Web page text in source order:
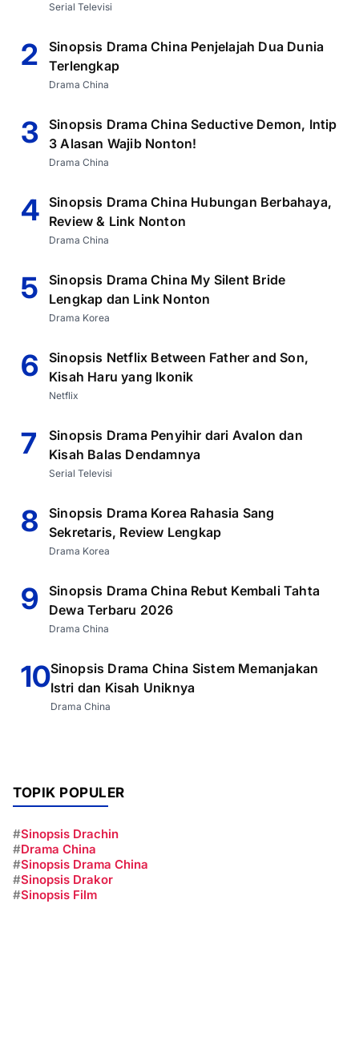
Serial Televisi
2
Sinopsis Drama China Penjelajah Dua Dunia
Terlengkap
Drama China
3
Sinopsis Drama China Seductive Demon, Intip
3 Alasan Wajib Nonton!
Drama China
4 Sinopsis Drama China Hubungan Berbahaya,
Review & Link Nonton
Drama China
5
Sinopsis Drama China My Silent Bride
Lengkap dan Link Nonton
Drama Korea
6
Sinopsis Netflix Between Father and Son,
Kisah Haru yang Ikonik
Netflix
7
Sinopsis Drama Penyihir dari Avalon dan
Kisah Balas Dendamnya
Serial Televisi
8
Sinopsis Drama Korea Rahasia Sang
Sekretaris, Review Lengkap
Drama Korea
9
Sinopsis Drama China Rebut Kembali Tahta
Dewa Terbaru 2026
Drama China
10Sinopsis Drama China Sistem Memanjakan
Istri dan Kisah Uniknya
Drama China
TOPIK POPULER
#Sinopsis Drachin
#Drama China
#Sinopsis Drama China
#Sinopsis Drakor
#Sinopsis Film